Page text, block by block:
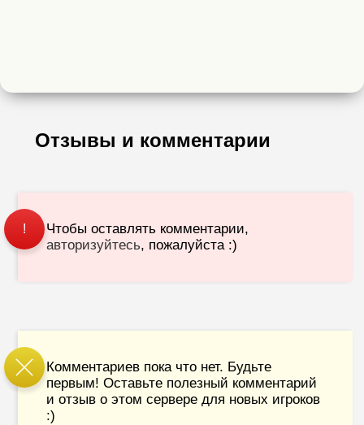
Отзывы и комментарии
!
Чтобы оставлять комментарии,
авторизуйтесь, пожалуйста :)
Комментариев пока что нет. Будьте
первым! Оставьте полезный комментарий
и отзыв о этом сервере для новых игроков
:)